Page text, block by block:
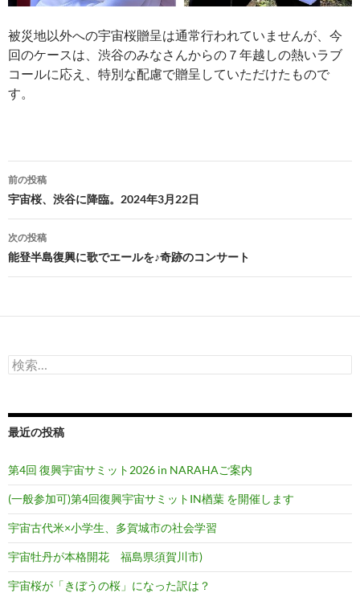
被災地以外への宇宙桜贈呈は通常行われていませんが、今
回のケースは、渋谷のみなさんからの７年越しの熱いラブ
コールに応え、特別な配慮で贈呈していただけたもので
す。
投
稿
ナ
ビ
ゲ
ー
ョ
前の投稿
宇宙桜、渋谷に降臨。2024年3月22日
次の投稿
能登半島復興に歌でエールを♪奇跡のコンサート
検
索:
最近の投稿
第4回 復興宇宙サミット2026 in NARAHAご案内
(一般参加可)第4回復興宇宙サミットIN楢葉 を開催します
宇宙古代米×小学生、多賀城市の社会学習
宇宙牡丹が本格開花 福島県須賀川市)
宇宙桜が「きぼうの桜」になった訳は？